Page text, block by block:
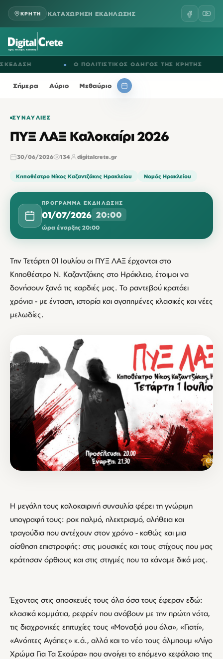
ΚΡΗΤΗ ΚΑΤΑΧΩΡΗΣΗ ΕΚΔΗΛΩΣΗΣ
Ο ΠΟΛΙΤΙΣΤΙΚΟΣ ΟΔΗΓΟΣ ΤΗΣ ΚΡΗΤΗΣ
Σήμερα Αύριο Μεθαύριο
ΣΥΝΑΥΛΊΕΣ
ΠΥΞ ΛΑΞ Καλοκαίρι 2026
30/06/2026 134 digitalcrete.gr
Κηποθέατρο Νίκος Καζαντζάκης Ηρακλείου Νομός Ηρακλείου
ΠΡΌΓΡΑΜΜΑ ΕΚΔΉΛΩΣΗΣ
01/07/2026 20:00
ώρα έναρξης 20:00
Την Τετάρτη 01 Ιουλίου οι ΠΥΞ ΛΑΞ έρχονται στο
Κηποθέατρο Ν. Καζαντζάκης στο Ηράκλειο, έτοιμοι να
δονήσουν ξανά τις καρδιές μας. Το ραντεβού κρατάει
χρόνια - με ένταση, ιστορία και αγαπημένες κλασικές και νέες
μελωδίες.
Η μεγάλη τους καλοκαιρινή συναυλία φέρει τη γνώριμη
υπογραφή τους: ροκ παλμό, ηλεκτρισμό, αλήθεια και
τραγούδια που αντέχουν στον χρόνο - καθώς και μια
αίσθηση επιστροφής: στις μουσικές και τους στίχους που μας
κράτησαν όρθιους και στις στιγμές που τα κάναμε δικά μας.
Έχοντας στις αποσκευές τους όλα όσα τους έφεραν εδώ:
κλασικά κομμάτια, ρεφρέν που ανάβουν με την πρώτη νότα,
τις διαχρονικές επιτυχίες τους «Μοναξιά μου όλα», «Γιατί»,
«Ανόητες Αγάπες» κ.ά., αλλά και το νέο τους άλμπουμ «Λίγο
Χρώμα Για Τα Σκούρα» που ανοίγει το επόμενο κεφάλαιο της